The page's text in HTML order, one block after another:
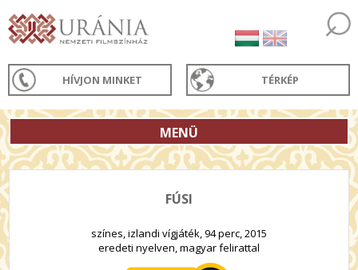
HÍVJON MINKET TÉRKÉP
MENÜ
FÚSI
színes, izlandi vígjáték, 94 perc, 2015
eredeti nyelven, magyar felirattal